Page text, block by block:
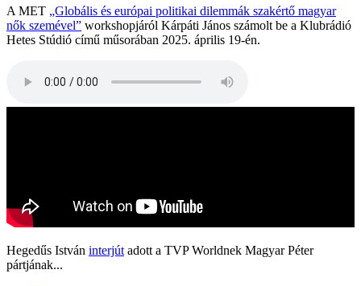
A MET „Globális és európai politikai dilemmák szakértő magyar
nők szemével” workshopjáról Kárpáti János számolt be a Klubrádió
Hetes Stúdió című műsorában 2025. április 19-én.
Hegedűs István interjút adott a TVP Worldnek Magyar Péter
pártjának...